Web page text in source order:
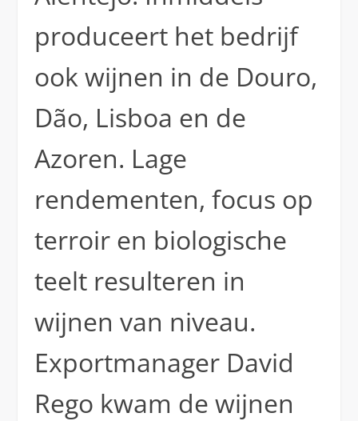
produceert het bedrijf
ook wijnen in de Douro,
Dão, Lisboa en de
Azoren. Lage
rendementen, focus op
terroir en biologische
teelt resulteren in
wijnen van niveau.
Exportmanager David
Rego kwam de wijnen